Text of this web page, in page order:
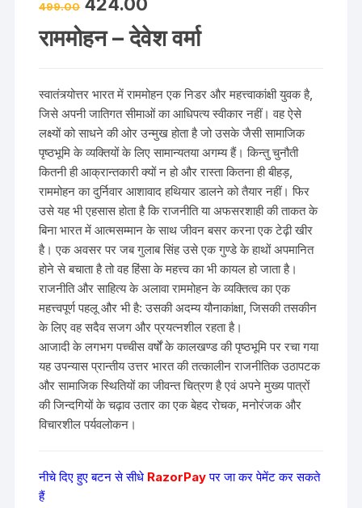
based on
ratings
499.00
राममोहन – देवेश वर्मा
स्वातंत्र्योत्तर भारत में राममोहन एक निडर और महत्त्वाकांक्षी युवक है,
जिसे अपनी जातिगत सीमाओं का आधिपत्य स्वीकार नहीं। वह ऐसे
लक्ष्यों को साधने की ओर उन्मुख होता है जो उसके जैसी सामाजिक
पृष्ठभूमि के व्यक्तियों के लिए सामान्यतया अगम्य हैं। किन्तु चुनौती
कितनी ही आक्रान्तकारी क्यों न हो और रास्ता कितना ही बीहड़,
राममोहन का दुर्निवार आशावाद हथियार डालने को तैयार नहीं। फिर
उसे यह भी एहसास होता है कि राजनीति या अफसरशाही की ताकत के
बिना भारत में आत्मसम्मान के साथ जीवन बसर करना एक टेढ़ी खीर
है। एक अवसर पर जब गुलाब सिंह उसे एक गुण्डे के हाथों अपमानित
होने से बचाता है तो वह हिंसा के महत्त्व का भी कायल हो जाता है।
राजनीति और साहित्य के अलावा राममोहन के व्यक्तित्व का एक
महत्त्वपूर्ण पहलू और भी है: उसकी अदम्य यौनाकांक्षा, जिसकी तसकीन
के लिए वह सदैव सजग और प्रयत्नशील रहता है।
आजादी के लगभग पच्चीस वर्षों के कालखण्ड की पृष्ठभूमि पर रचा गया
यह उपन्यास प्रान्तीय उत्तर भारत की तत्कालीन राजनीतिक उठापटक
और सामाजिक स्थितियों का जीवन्त चित्रण है एवं अपने मुख्य पात्रों
की जिन्दगियों के चढ़ाव उतार का एक बेहद रोचक, मनोरंजक और
विचारशील पर्यवलोकन।
नीचे दिए हुए बटन से सीधे RazorPayपर जा कर पेमेंट कर सकते
हैं